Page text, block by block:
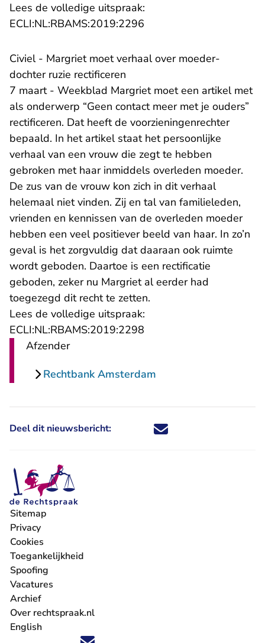
Lees de volledige uitspraak:
ECLI:NL:RBAMS:2019:2296
Civiel - Margriet moet verhaal over moeder-
dochter ruzie rectificeren
7 maart - Weekblad Margriet moet een artikel met
als onderwerp “Geen contact meer met je ouders”
rectificeren. Dat heeft de voorzieningenrechter
bepaald. In het artikel staat het persoonlijke
verhaal van een vrouw die zegt te hebben
gebroken met haar inmiddels overleden moeder.
De zus van de vrouw kon zich in dit verhaal
helemaal niet vinden. Zij en tal van familieleden,
vrienden en kennissen van de overleden moeder
hebben een veel positiever beeld van haar. In zo’n
geval is het zorgvuldig dat daaraan ook ruimte
wordt geboden. Daartoe is een rectificatie
geboden, zeker nu Margriet al eerder had
toegezegd dit recht te zetten.
Lees de volledige uitspraak:
ECLI:NL:RBAMS:2019:2298
Afzender
Rechtbank Amsterdam
Deel dit nieuwsbericht: Deel dit nieuwsbericht via X -
Deel dit nieuwsbericht via
Deel dit nieuwsbericht
Deel dit
Sitemap
Privacy
Cookies
Toegankelijkheid
Spoofing
Vacatures
- U verlaat Rechtspraak.nl
Archief
Over rechtspraak.nl
English